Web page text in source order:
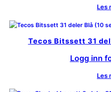
Les
Tecos Bitssett 31
Logg inn
Les